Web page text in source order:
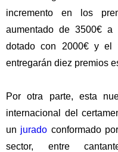
incremento en los
aumentado de 3500€ a
dotado con 2000€y el
entregarán diez premios
Por otra parte, esta
internacional del
un jurado conformado
sector, entre